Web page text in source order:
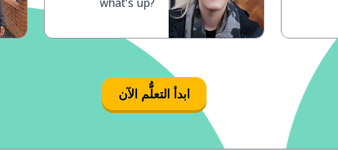
ابدأ التعلُّم الآن